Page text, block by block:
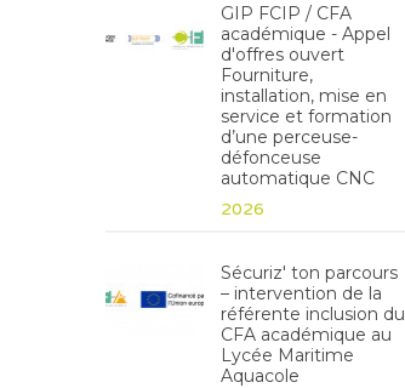
GIP FCIP / CFA
académique - Appel
d'offres ouvert
Fourniture,
installation, mise en
service et formation
d’une perceuse-
défonceuse
automatique CNC
2026
Sécuriz' ton parcours
– intervention de la
référente inclusion du
CFA académique au
Lycée Maritime
Aquacole